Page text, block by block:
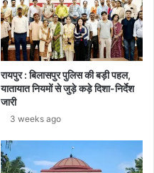
रायपुर : बिलासपुर पुलिस की बड़ी पहल,
यातायात नियमों से जुड़े कड़े दिशा-निर्देश
जारी
3 weeks ago